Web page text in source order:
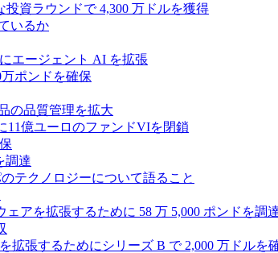
資ラウンドで 4,300 万ドルを獲得
いるか
エージェント AI を拡張
ポンドを確保
の品質管理を拡大
11億ユーロのファンドVIを閉鎖
調達
テクノロジーについて語ること
アを拡張するために 58 万 5,000 ポンドを調
拡張するためにシリーズ B で 2,000 万ドルを